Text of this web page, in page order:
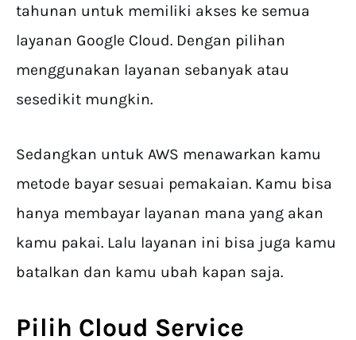
tahunan untuk memiliki akses ke semua
layanan Google Cloud. Dengan pilihan
menggunakan layanan sebanyak atau
sesedikit mungkin.
Sedangkan untuk AWS menawarkan kamu
metode bayar sesuai pemakaian. Kamu bisa
hanya membayar layanan mana yang akan
kamu pakai. Lalu layanan ini bisa juga kamu
batalkan dan kamu ubah kapan saja.
Pilih Cloud Service